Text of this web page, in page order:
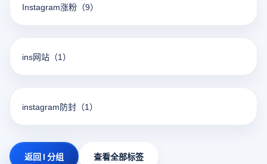
Instagram涨粉 （9）
ins网站 （1）
instagram防封 （1）
返回 I 分组 查看全部标签